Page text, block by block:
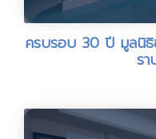
ครบรอบ 30 ปี มูลนิธิ
ร